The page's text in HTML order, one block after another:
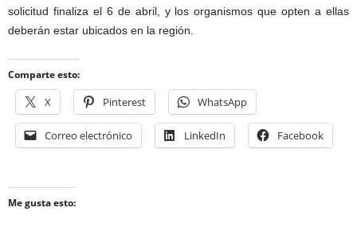
solicitud finaliza el 6 de abril, y los organismos que opten a ellas
deberán estar ubicados en la región.
Comparte esto:
X Pinterest WhatsApp
Correo electrónico LinkedIn Facebook
Me gusta esto: